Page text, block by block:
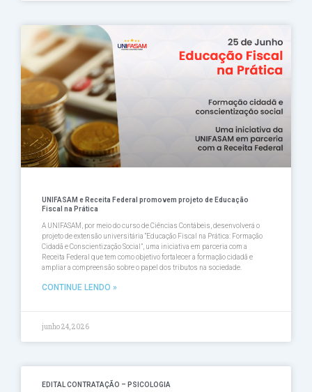
UNIFASAM e Receita Federal promovem projeto de Educação
Fiscal na Prática
A UNIFASAM, por meio do curso de Ciências Contábeis, desenvolverá o
projeto de extensão universitária “Educação Fiscal na Prática: Formação
Cidadã e Conscientização Social”, uma iniciativa em parceria com a
Receita Federal que tem como objetivo fortalecer a formação cidadã e
ampliar a compreensão sobre o papel dos tributos na sociedade.
CONTINUE LENDO »
junho 24, 2026
EDITAL CONTRATAÇÃO – PSICOLOGIA